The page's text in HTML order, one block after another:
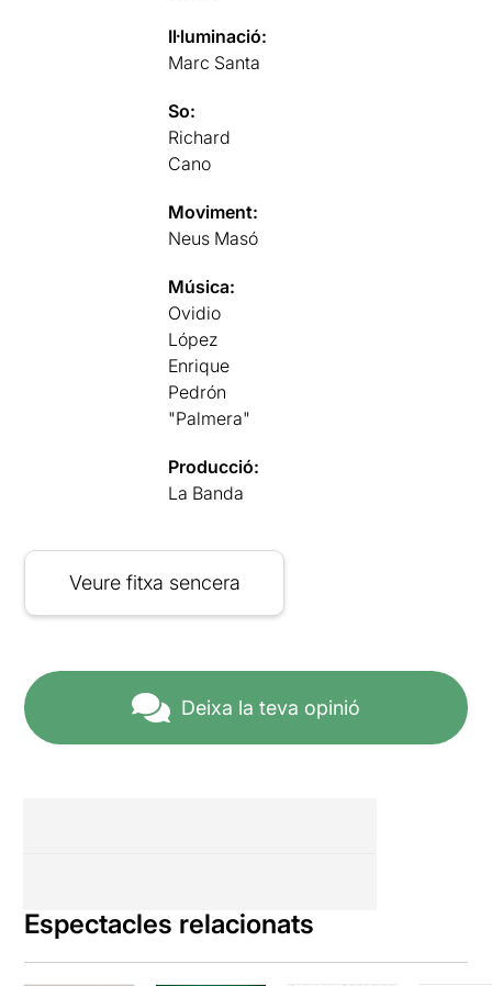
Il·luminació:
Marc Santa
So:
Richard
Cano
Moviment:
Neus Masó
Música:
Ovidio
López
Enrique
Pedrón
"Palmera"
Producció:
La Banda
Veure fitxa sencera
Deixa la teva opinió
Espectacles relacionats